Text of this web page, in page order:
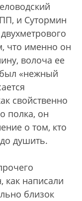
и Сутормин
что именно он
волоча ее
был «нежный
свойственно
полка, он
о том, кто
душить.
как написали
близок